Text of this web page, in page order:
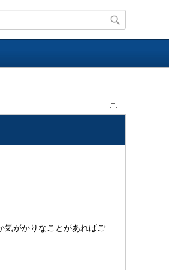
がかりなことがあればご